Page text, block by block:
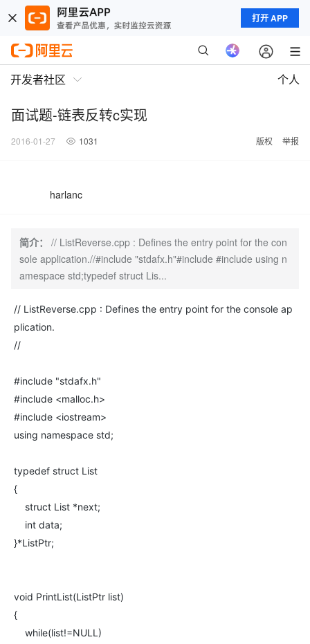
打开 APP
开发者社区 个人
面试题-链表反转c实现
2016-01-27 1031 版权 举报
harlanc
简介：
// ListReverse.cpp : Defines the entry point for the con
sole application.//#include "stdafx.h"#include #include using n
amespace std;typedef struct Lis...
// ListReverse.cpp : Defines the entry point for the console ap
plication.
//
#include "stdafx.h"
#include <malloc.h>
#include <iostream>
using namespace std;
typedef struct List
{
struct List *next;
int data;
}*ListPtr;
void PrintList(ListPtr list)
{
while(list!=NULL)